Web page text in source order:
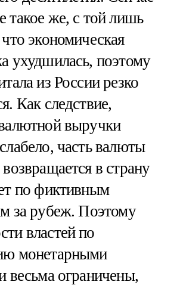
такое же, с той лишь
экономическая
ухудшилась, поэтому
из России резко
Как следствие,
выручки
часть валюты
в страну
по фиктивным
за рубеж. Поэтому
властей по
монетарными
весьма ограничены,